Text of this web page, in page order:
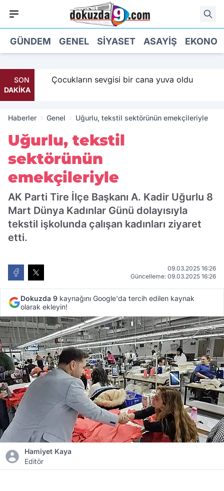
GÜNDEM GENEL SIYASET ASAYIŞ
SON
DAKİKA
Çocukların sevgisi bir cana yuva oldu
Haberler Genel Uğurlu, tekstil sektörünün emekçileriyle
Uğurlu, tekstil
sektörünün
emekçileriyle
AK Parti Tire İlçe Başkanı A. Kadir Uğurlu 8
Mart Dünya Kadınlar Günü dolayısıyla
tekstil işkolunda çalışan kadınları ziyaret
etti.
09.03.2025 16:26
Güncelleme: 09.03.2025 16:26
Dokuzda 9 kaynağını Google'da tercih edilen kaynak
olarak ekleyin!
Hamiyet Kaya
Editör